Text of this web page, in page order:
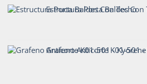
Estructura Porta Baldes Con
Grafeno Anticorte K01-501 -